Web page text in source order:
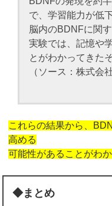
で、学習能力が低
脳内のBDNFに関
実験では、記憶や
とがわかってきた
（ソース：株式会
これらの結果から、
高める
可能性があることがわか
◆まとめ